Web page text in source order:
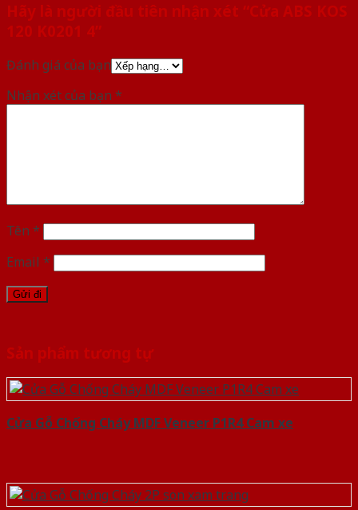
Hãy là người đầu tiên nhận xét “Cửa ABS KOS
120 K0201 4”
Đánh giá của bạn
Nhận xét của bạn *
Tên *
Email *
Sản phẩm tương tự
Cửa Gỗ Chống Cháy MDF Veneer P1R4 Cam xe